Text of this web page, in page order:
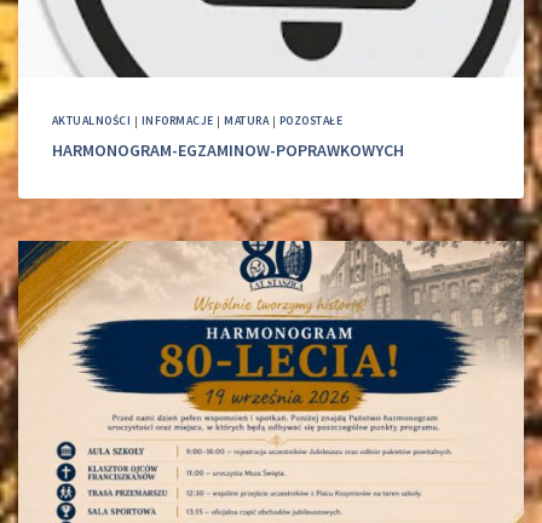
AKTUALNOŚCI | INFORMACJE |MATURA| POZOSTAŁE
HARMONOGRAM-EGZAMINOW-POPRAWKOWYCH